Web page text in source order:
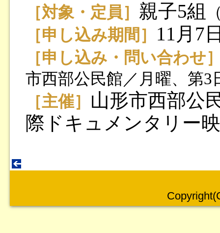
［対象・定員］ 親子5組
［申し込み期間］ 11月7
［申し込み・問い合わせ
市西部公民館／月曜、第3
［主催］ 山形市西部公
際ドキュメンタリー